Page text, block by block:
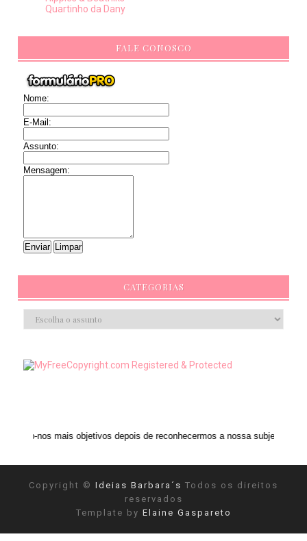
Quartinho da Dany
FALE CONOSCO
Nome:
E-Mail:
Assunto:
Mensagem:
CATEGORIAS
mais objetivos depois de reconhecermos a nossa subjetividade." ANAIS
Copyright © Ideias Barbara´s Todos os direitos
reservados
Template by Elaine Gaspareto